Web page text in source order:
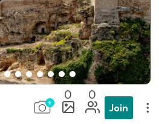
0 0
Join